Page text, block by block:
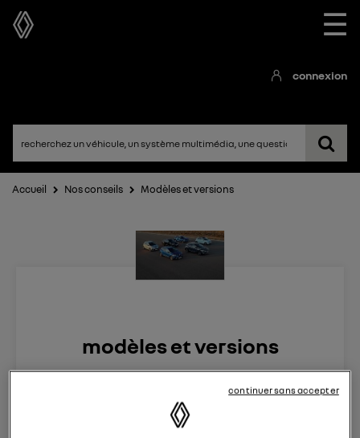
☰
connexion
Accueil Nos conseils Modèles et versions
modèles et versions
13:15
Véhicules
continuer sans accepter